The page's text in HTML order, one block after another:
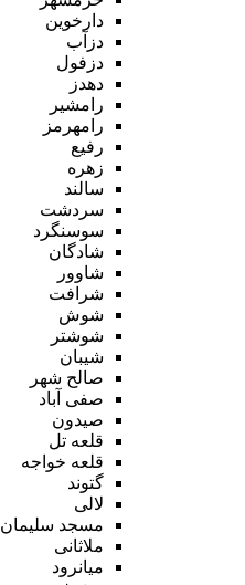
دارخوین
دزآب
دزفول
دهدز
رامشیر
رامهرمز
رفیع
زهره
سالند
سردشت
سوسنگرد
شادگان
شاوور
شرافت
شوش
شوشتر
شیبان
صالح شهر
صفی آباد
صیدون
قلعه تل
قلعه خواجه
گتوند
لالی
مسجد سلیمان
ملاثانی
میانرود